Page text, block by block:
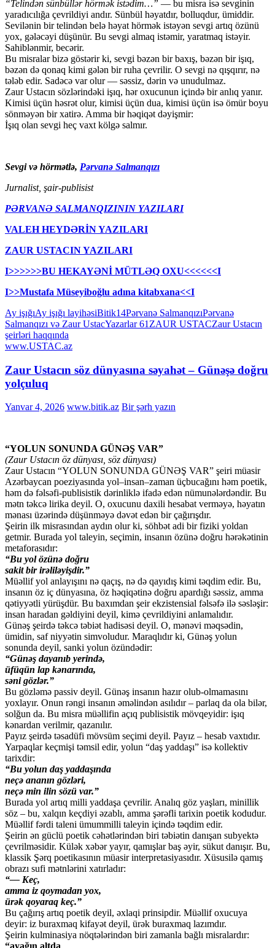
“Telindən sünbüllər hörmək istədim…” — bu misra isə sevginin
yaradıcılığa çevrildiyi andır. Sünbül həyatdır, bolluqdur, ümiddir.
Sevilənin bir telindən belə həyat hörmək istəyən sevgi artıq özünü
yox, gələcəyi düşünür. Bu sevgi almaq istəmir, yaratmaq istəyir.
Sahiblənmir, becərir.
Bu misralar bizə göstərir ki, sevgi bəzən bir baxış, bəzən bir işıq,
bəzən də qonaq kimi gələn bir ruha çevrilir. O sevgi nə qışqırır, nə
tələb edir. Sadəcə var olur — səssiz, dərin və unudulmaz.
Zaur Ustacın sözlərindəki işıq, hər oxucunun içində bir anlıq yanır.
Kimisi üçün həsrət olur, kimisi üçün dua, kimisi üçün isə ömür boyu
sönməyən bir xatirə. Amma bir həqiqət dəyişmir:
İşıq olan sevgi heç vaxt kölgə salmır.
Sevgi və hörmətlə, Pərvanə Salmanqızı
Jurnalist, şair-publisist
PƏRVANƏ SALMANQIZININ YAZILARI
VALEH HEYDƏRİN YAZILARI
ZAUR USTACIN YAZILARI
I>>>>>>BU HEKAYƏNİ MÜTLƏQ OXU<<<<<<I
I>>Mustafa Müseyiboğlu adına kitabxana<<I
Ay işığıAy işığı layihəsiBitik14Pərvanə SalmanqızıPərvanə
Salmanqızı və Zaur UstacYazarlar 61 ZAUR USTACZaur Ustacın
şeirləri haqqında
www.USTAC.az
Zaur Ustacın söz dünyasına səyahət – Günəşə doğru
yolçuluq
Yanvar 4, 2026 www.bitik.az Bir şərh yazın
“YOLUN SONUNDA GÜNƏŞ VAR”
(Zaur Ustacın öz dünyası, söz dünyası)
Zaur Ustacın “YOLUN SONUNDA GÜNƏŞ VAR” şeiri müasir
Azərbaycan poeziyasında yol–insan–zaman üçbucağını həm poetik,
həm də fəlsəfi-publisistik dərinliklə ifadə edən nümunələrdəndir. Bu
mətn təkcə lirika deyil. O, oxucunu daxili hesabat verməyə, həyatın
mənası üzərində düşünməyə dəvət edən bir çağırışdır.
Şeirin ilk misrasından aydın olur ki, söhbət adi bir fiziki yoldan
getmir. Burada yol taleyin, seçimin, insanın özünə doğru hərəkətinin
metaforasıdır:
“Bu yol özünə doğru
sakit bir irəliləyişdir.”
Müəllif yol anlayışını nə qaçış, nə də qayıdış kimi təqdim edir. Bu,
insanın öz iç dünyasına, öz həqiqətinə doğru apardığı səssiz, amma
qətiyyətli yürüşdür. Bu baxımdan şeir ekzistensial fəlsəfə ilə səsləşir:
insan haradan gəldiyini deyil, kimə çevrildiyini anlamalıdır.
Günəş şeirdə təkcə təbiət hadisəsi deyil. O, mənəvi məqsədin,
ümidin, saf niyyətin simvoludur. Maraqlıdır ki, Günəş yolun
sonunda deyil, sanki yolun özündədir:
“Günəş dayanıb yerində,
üfüqün lap kənarında,
səni gözlər.”
Bu gözləmə passiv deyil. Günəş insanın hazır olub-olmamasını
yoxlayır. Onun rəngi insanın əməlindən asılıdır – parlaq da ola bilər,
solğun da. Bu misra müəllifin açıq publisistik mövqeyidir: işıq
kənardan verilmir, qazanılır.
Payız şeirdə təsadüfi mövsüm seçimi deyil. Payız – hesab vaxtıdır.
Yarpaqlar keçmişi təmsil edir, yolun “daş yaddaşı” isə kollektiv
tarixdir:
“Bu yolun daş yaddaşında
neçə ananın gözləri,
neçə min ilin sözü var.”
Burada yol artıq milli yaddaşa çevrilir. Analıq göz yaşları, minillik
söz – bu, xalqın keçdiyi əzablı, amma şərəfli tarixin poetik kodudur.
Müəllif fərdi taleni ümummilli taleyin içində təqdim edir.
Şeirin ən güclü poetik cəhətlərindən biri təbiətin danışan subyektə
çevrilməsidir. Külək xəbər yayır, qamışlar baş əyir, sükut danışır. Bu,
klassik Şərq poetikasının müasir interpretasiyasıdır. Xüsusilə qamış
obrazı sufi mətnlərini xatırladır:
“— Keç,
amma iz qoymadan yox,
ürək qoyaraq keç.”
Bu çağırış artıq poetik deyil, əxlaqi prinsipdir. Müəllif oxucuya
deyir: iz buraxmaq kifayət deyil, ürək buraxmaq lazımdır.
Şeirin kulminasiya nöqtələrindən biri zamanla bağlı misralardır: